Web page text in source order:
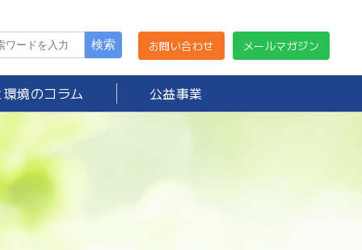
お問い合わせ メールマガジン
境のコラム 公益事業